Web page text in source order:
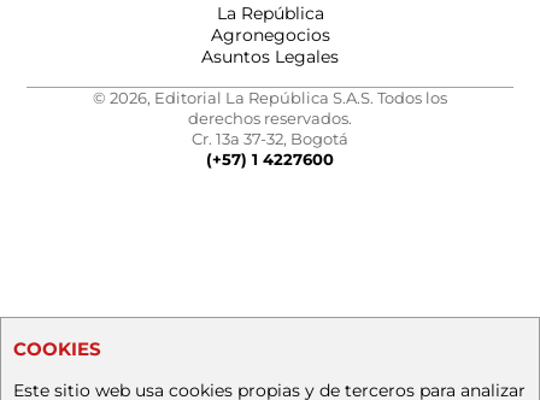
La República
Agronegocios
Asuntos Legales
© 2026, Editorial La República S.A.S. Todos los
derechos reservados.
Cr. 13a 37-32, Bogotá
(+57) 1 4227600
COOKIES
Este sitio web usa cookies propias y de terceros para analizar